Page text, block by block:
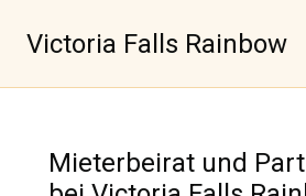
InhaltVictoria Falls Rainbow
Mieterbeirat und